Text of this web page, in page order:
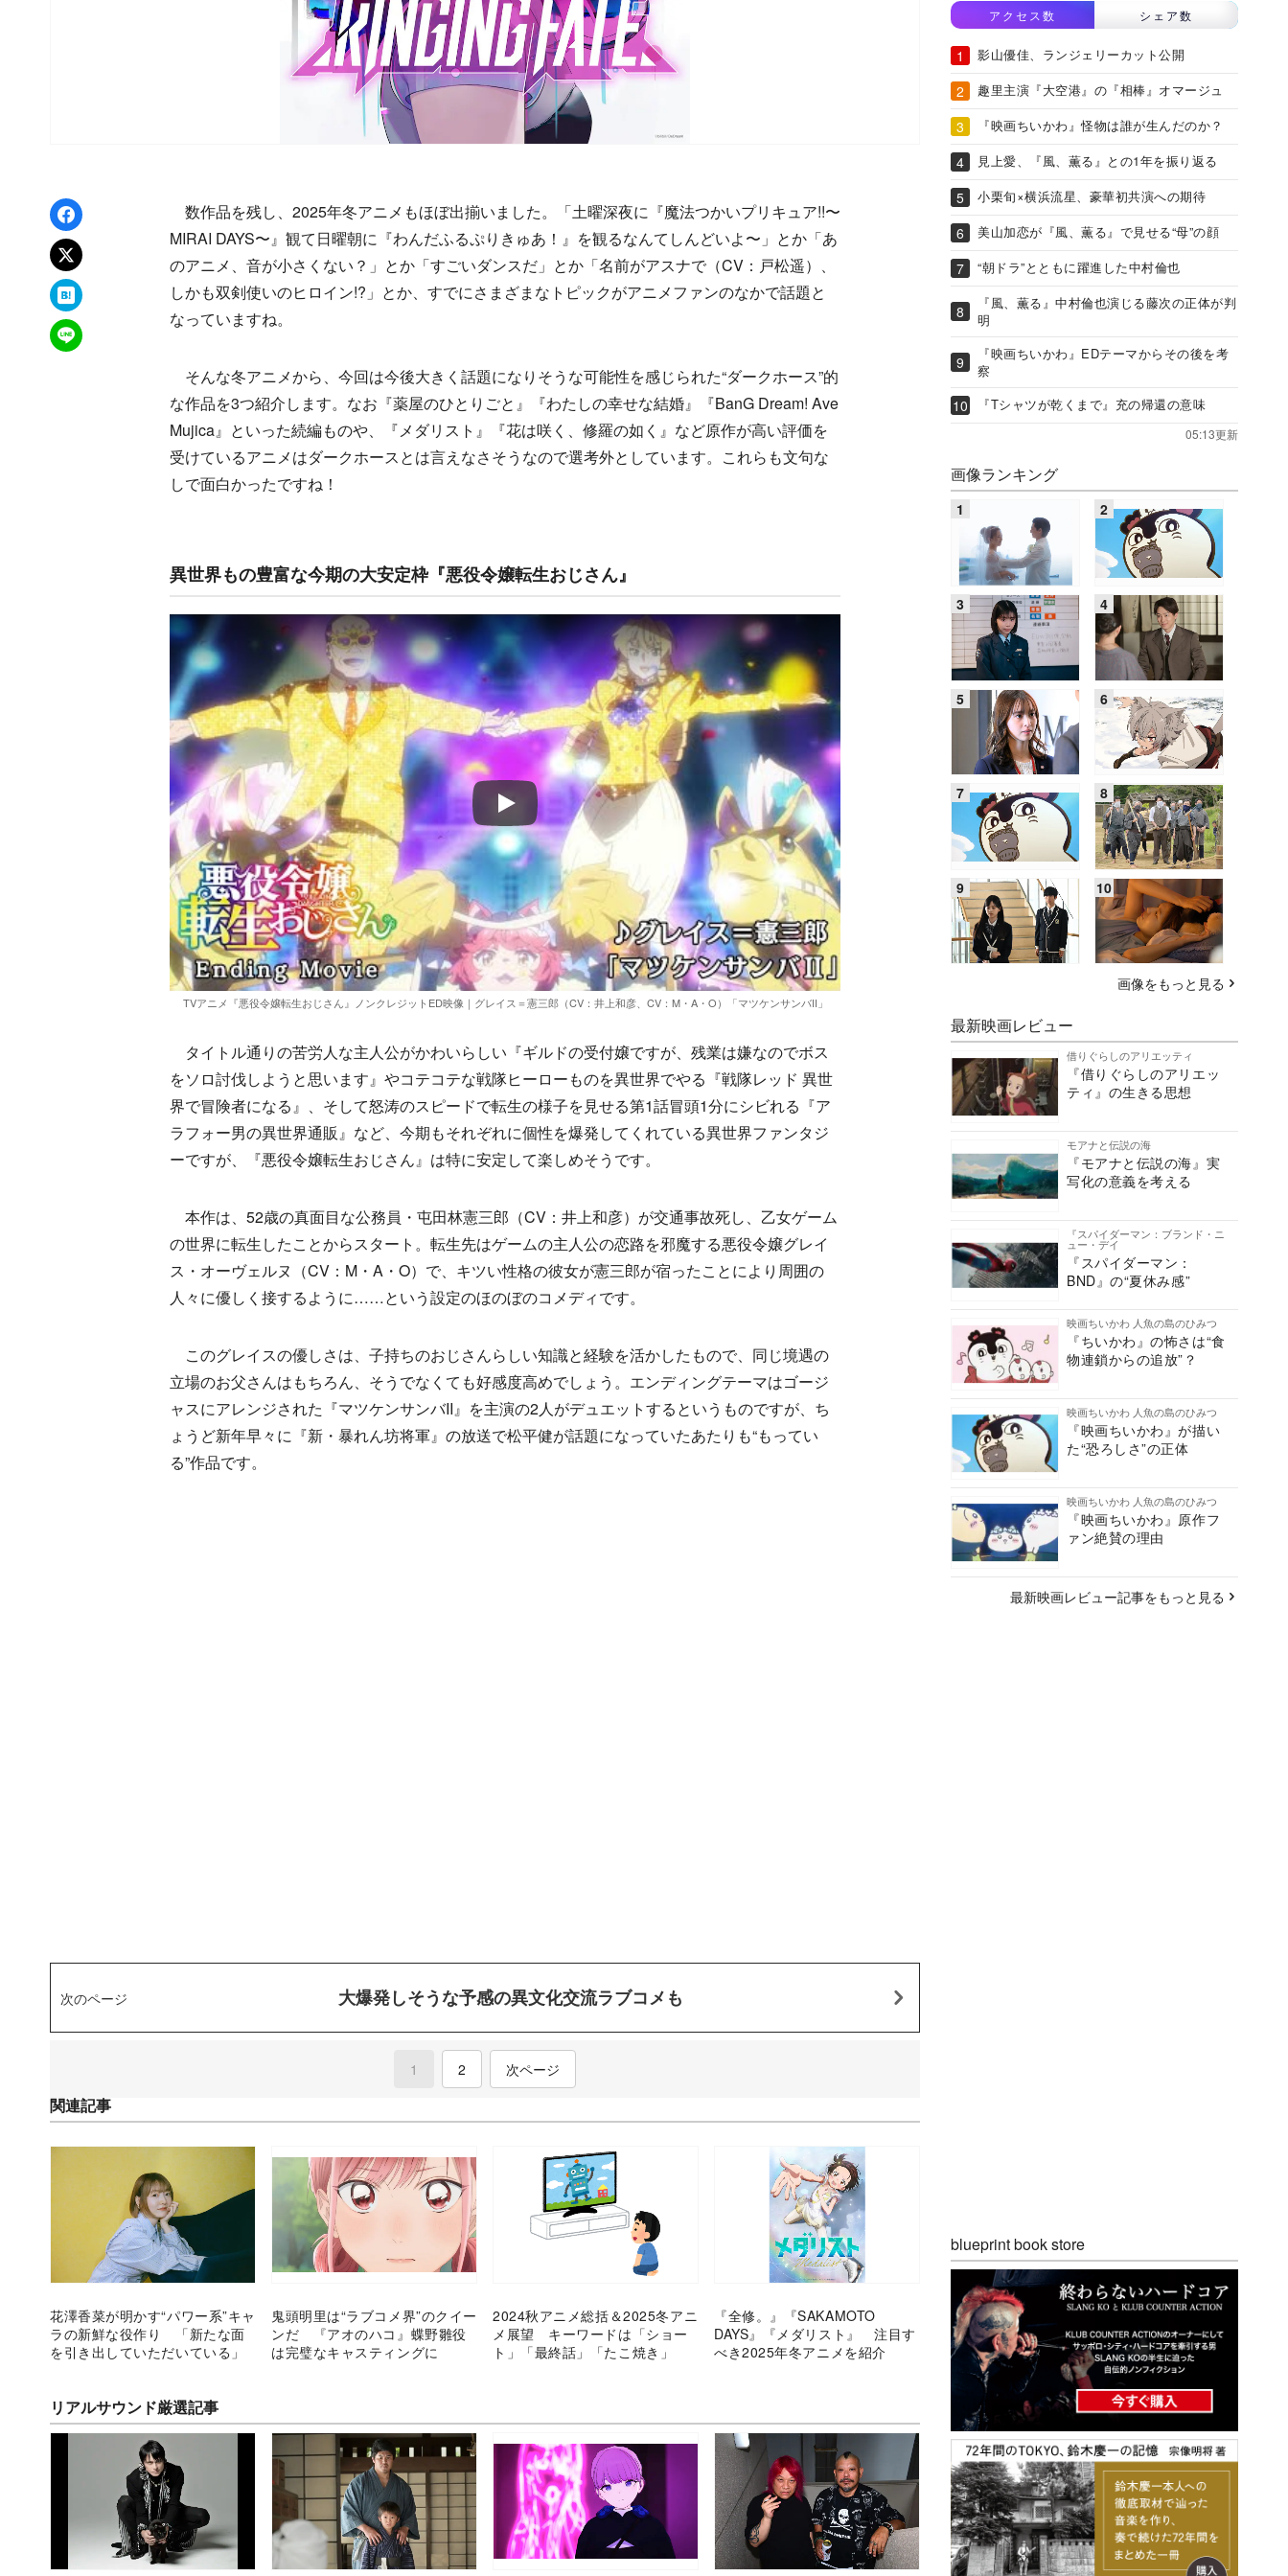
Facebookでシェア
xでポスト
はてなブックマーク
LINEで送る
数作品を残し、2025年冬アニメもほぼ出揃いました。「土曜深夜に『魔法つかいプリキュア!!〜
MIRAI DAYS〜』観て日曜朝に『わんだふるぷりきゅあ！』を観るなんてしんどいよ〜」とか「あ
のアニメ、音が小さくない？」とか「すごいダンスだ」とか「名前がアスナで（CV：戸松遥）、
しかも双剣使いのヒロイン!?」とか、すでにさまざまなトピックがアニメファンのなかで話題と
なっていますね。
そんな冬アニメから、今回は今後大きく話題になりそうな可能性を感じられた“ダークホース”的
な作品を3つ紹介します。なお『薬屋のひとりごと』『わたしの幸せな結婚』『BanG Dream! Ave
Mujica』といった続編ものや、『メダリスト』『花は咲く、修羅の如く』など原作が高い評価を
受けているアニメはダークホースとは言えなさそうなので選考外としています。これらも文句な
しで面白かったですね！
異世界もの豊富な今期の大安定枠『悪役令嬢転生おじさん』
TVアニメ『悪役令嬢転生おじさん』ノンクレジットED映像｜グレイス＝憲三郎（CV：井上和彦、CV：M・A・O）「マツケンサンバII」
タイトル通りの苦労人な主人公がかわいらしい『ギルドの受付嬢ですが、残業は嫌なのでボス
をソロ討伐しようと思います』やコテコテな戦隊ヒーローものを異世界でやる『戦隊レッド 異世
界で冒険者になる』、そして怒涛のスピードで転生の様子を見せる第1話冒頭1分にシビれる『ア
ラフォー男の異世界通販』など、今期もそれぞれに個性を爆発してくれている異世界ファンタジ
ーですが、『悪役令嬢転生おじさん』は特に安定して楽しめそうです。
本作は、52歳の真面目な公務員・屯田林憲三郎（CV：井上和彦）が交通事故死し、乙女ゲーム
の世界に転生したことからスタート。転生先はゲームの主人公の恋路を邪魔する悪役令嬢グレイ
ス・オーヴェルヌ（CV：M・A・O）で、キツい性格の彼女が憲三郎が宿ったことにより周囲の
人々に優しく接するように……という設定のほのぼのコメディです。
このグレイスの優しさは、子持ちのおじさんらしい知識と経験を活かしたもので、同じ境遇の
立場のお父さんはもちろん、そうでなくても好感度高めでしょう。エンディングテーマはゴージ
ャスにアレンジされた『マツケンサンバII』を主演の2人がデュエットするというものですが、ち
ょうど新年早々に『新・暴れん坊将軍』の放送で松平健が話題になっていたあたりも“もってい
る”作品です。
次のページ 大爆発しそうな予感の異文化交流ラブコメも
1 (current)
2 次ページ
関連記事
花澤香菜が明かす“パワー系”キャ
ラの新鮮な役作り 「新たな面
を引き出していただいている」
鬼頭明里は“ラブコメ界”のクイー
ンだ 『アオのハコ』蝶野雛役
は完璧なキャスティングに
2024秋アニメ総括＆2025冬アニ
メ展望 キーワードは「ショー
ト」「最終話」「たこ焼き」
『全修。』『SAKAMOTO
DAYS』『メダリスト』 注目す
べき2025年冬アニメを紹介
リアルサウンド厳選記事
アクセス数 シェア数
影山優佳、ランジェリーカット公開
趣里主演『大空港』の『相棒』オマージュ
『映画ちいかわ』怪物は誰が生んだのか？
見上愛、『風、薫る』との1年を振り返る
小栗旬×横浜流星、豪華初共演への期待
美山加恋が『風、薫る』で見せる“母”の顔
“朝ドラ”とともに躍進した中村倫也
『風、薫る』中村倫也演じる藤次の正体が判
明
『映画ちいかわ』EDテーマからその後を考
察
『Tシャツが乾くまで』充の帰還の意味
05:13更新
画像ランキング
画像をもっと見る
最新映画レビュー
借りぐらしのアリエッティ
『借りぐらしのアリエッ
ティ』の生きる思想
モアナと伝説の海
『モアナと伝説の海』実
写化の意義を考える
『スパイダーマン：ブランド・ニ
ュー・デイ
『スパイダーマン：
BND』の“夏休み感”
映画ちいかわ 人魚の島のひみつ
『ちいかわ』の怖さは“食
物連鎖からの追放”？
映画ちいかわ 人魚の島のひみつ
『映画ちいかわ』が描い
た“恐ろしさ”の正体
映画ちいかわ 人魚の島のひみつ
『映画ちいかわ』原作フ
ァン絶賛の理由
最新映画レビュー記事をもっと見る
blueprint book store